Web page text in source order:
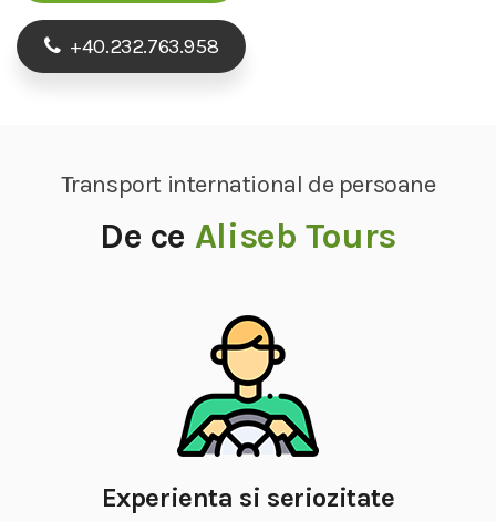
+40.232.763.958
Transport international de persoane
De ce Aliseb Tours
Experienta si seriozitate